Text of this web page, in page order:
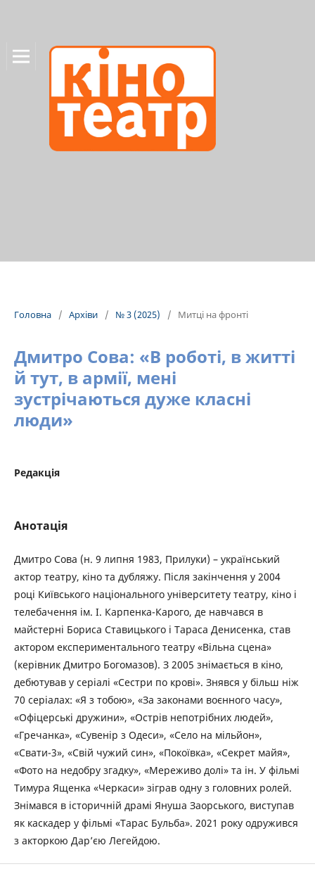
Головна / Архіви / № 3 (2025) / Митці на фронті
Дмитро Сова: «В роботі, в житті
й тут, в армії, мені
зустрічаються дуже класні
люди»
Редакція
Анотація
Дмитро Сова (н. 9 липня 1983, Прилуки) – український
актор театру, кіно та дубляжу. Після закінчення у 2004
році Київського національного університету театру, кіно і
телебачення ім. І. Карпенка-Карого, де навчався в
майстерні Бориса Ставицького і Тараса Денисенка, став
актором експериментального театру «Вільна сцена»
(керівник Дмитро Богомазов). З 2005 знімається в кіно,
дебютував у серіалі «Сестри по крові». Знявся у більш ніж
70 серіалах: «Я з тобою», «За законами воєнного часу»,
«Офіцерські дружини», «Острів непотрібних людей»,
«Гречанка», «Сувенір з Одеси», «Село на мільйон»,
«Свати-3», «Свій чужий син», «Покоївка», «Секрет майя»,
«Фото на недобру згадку», «Мереживо долі» та ін. У фільмі
Тимура Ященка «Черкаси» зіграв одну з головних ролей.
Знімався в історичній драмі Януша Заорського, виступав
як каскадер у фільмі «Тарас Бульба». 2021 року одружився
з акторкою Дар’єю Легейдою.